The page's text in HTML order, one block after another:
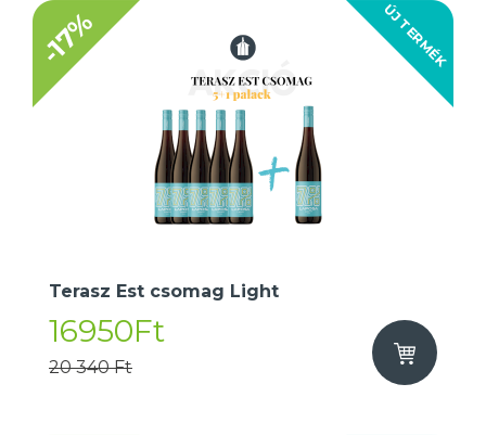
ÚJ TERMÉK
-17%
Terasz Est csomag Light
16950Ft
20 340 Ft